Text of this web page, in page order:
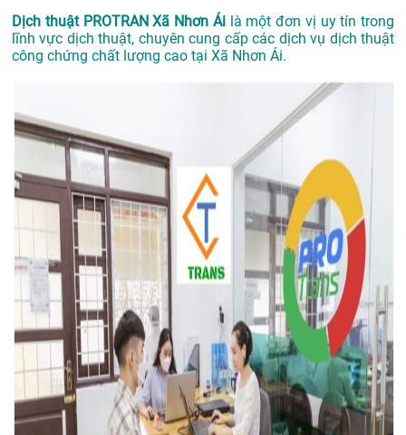
Dịch thuật PROTRAN Xã Nhơn Áilà một đơn vị uy tín trong
lĩnh vực dịch thuật, chuyên cung cấp các dịch vụ dịch thuật
công chứng chất lượng cao tại Xã Nhơn Ái.